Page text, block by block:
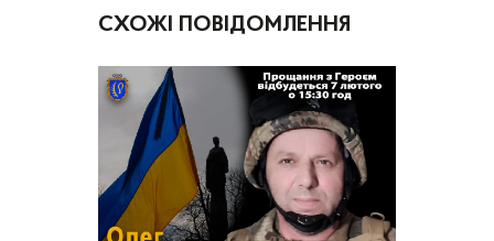
СХОЖІ ПОВІДОМЛЕННЯ